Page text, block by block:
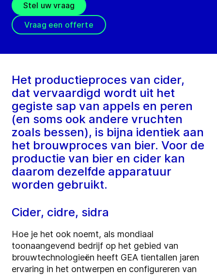
Stel uw vraag
Vraag een offerte
Het productieproces van cider,
dat vervaardigd wordt uit het
gegiste sap van appels en peren
(en soms ook andere vruchten
zoals bessen), is bijna identiek aan
het brouwproces van bier. Voor de
productie van bier en cider kan
daarom dezelfde apparatuur
worden gebruikt.
Cider, cidre, sidra
Hoe je het ook noemt, als mondiaal
toonaangevend bedrijf op het gebied van
brouwtechnologieën heeft GEA tientallen jaren
ervaring in het ontwerpen en configureren van